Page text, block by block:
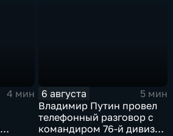
4 мин
6 августа
5 мин
Владимир Путин провел
телефонный разговор с
командиром 76-й дивизии